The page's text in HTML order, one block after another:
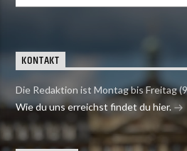
KONTAKT
Die Redaktion ist Montag bis Freitag
Wie du uns erreichst findet du hier.